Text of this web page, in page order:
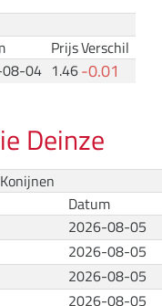
PrijsVerschil
04 1.46-0.01
Deinze
Datum
2026-08-05
2026-08-05
2026-08-05
2026-08-05